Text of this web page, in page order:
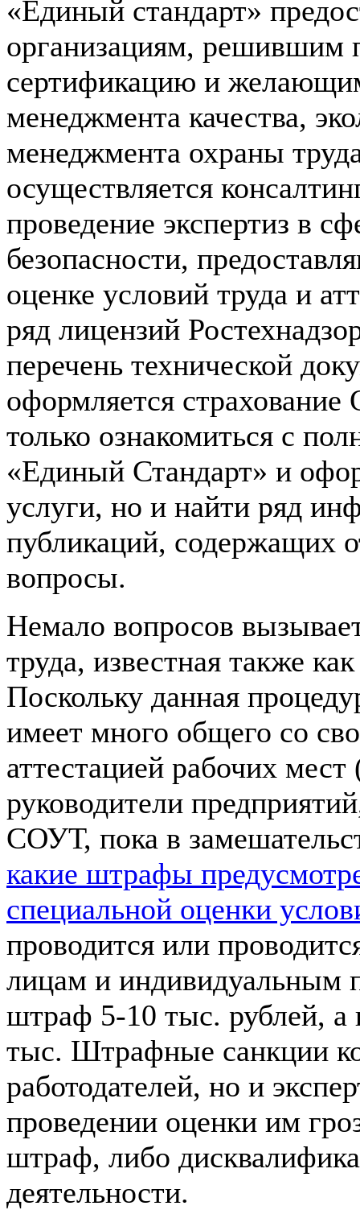
«Единый стандарт»
организациям, решившим
сертификацию и
менеджмента качества,
менеджмента охраны
осуществляется
проведение экспертиз в
безопасности,
оценке условий труда и
ряд лицензий
перечень технической
оформляется
только ознакомиться с
«Единый Стандарт» и
услуги, но и найти ряд
публикаций, содержащих
вопросы.
Немало вопросов
труда, известная также
Поскольку данная
имеет много общего со
аттестацией рабочих
руководители
СОУТ, пока в
какие штрафы
специальной оценки
проводится или
лицам и индивидуальным
штраф 5-10 тыс. рублей,
тыс. Штрафные санкции
работодателей, но и
проведении оценки им
штраф, либо
деятельности.